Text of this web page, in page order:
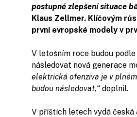
postupné zlepšení situace
Klaus Zellmer. Klíčovým
první evropské modely v
V letošním roce budou
následovat nová generace
elektrická ofenziva je v
budou následovat,“ doplnil.
V příštích letech vydá